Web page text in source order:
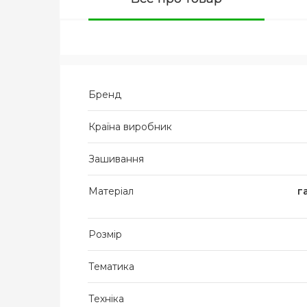
Бренд
Країна виробник
Зашивання
Матеріал
Розмір
Тематика
Техніка